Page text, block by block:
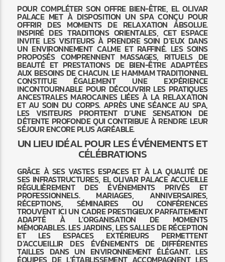
POUR COMPLÉTER SON OFFRE BIEN-ÊTRE, EL OLIVAR
PALACE MET À DISPOSITION UN SPA CONÇU POUR
OFFRIR DES MOMENTS DE RELAXATION ABSOLUE.
INSPIRÉ DES TRADITIONS ORIENTALES, CET ESPACE
INVITE LES VISITEURS À PRENDRE SOIN D’EUX DANS
UN ENVIRONNEMENT CALME ET RAFFINÉ. LES SOINS
PROPOSÉS COMPRENNENT MASSAGES, RITUELS DE
BEAUTÉ ET PRESTATIONS DE BIEN-ÊTRE ADAPTÉES
AUX BESOINS DE CHACUN. LE HAMMAM TRADITIONNEL
CONSTITUE ÉGALEMENT UNE EXPÉRIENCE
INCONTOURNABLE POUR DÉCOUVRIR LES PRATIQUES
ANCESTRALES MAROCAINES LIÉES À LA RELAXATION
ET AU SOIN DU CORPS. APRÈS UNE SÉANCE AU SPA,
LES VISITEURS PROFITENT D’UNE SENSATION DE
DÉTENTE PROFONDE QUI CONTRIBUE À RENDRE LEUR
SÉJOUR ENCORE PLUS AGRÉABLE.
UN LIEU IDÉAL POUR LES ÉVÉNEMENTS ET
CÉLÉBRATIONS
GRÂCE À SES VASTES ESPACES ET À LA QUALITÉ DE
SES INFRASTRUCTURES, EL OLIVAR PALACE ACCUEILLE
RÉGULIÈREMENT DES ÉVÉNEMENTS PRIVÉS ET
PROFESSIONNELS. MARIAGES, ANNIVERSAIRES,
RÉCEPTIONS, SÉMINAIRES OU CONFÉRENCES
TROUVENT ICI UN CADRE PRESTIGIEUX PARFAITEMENT
ADAPTÉ À L’ORGANISATION DE MOMENTS
MÉMORABLES. LES JARDINS, LES SALLES DE RÉCEPTION
ET LES ESPACES EXTÉRIEURS PERMETTENT
D’ACCUEILLIR DES ÉVÉNEMENTS DE DIFFÉRENTES
TAILLES DANS UN ENVIRONNEMENT ÉLÉGANT. LES